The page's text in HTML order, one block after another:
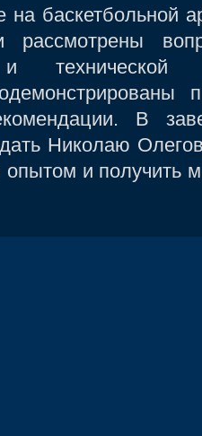
баскетбольной
технической
В
Николаю
и получить